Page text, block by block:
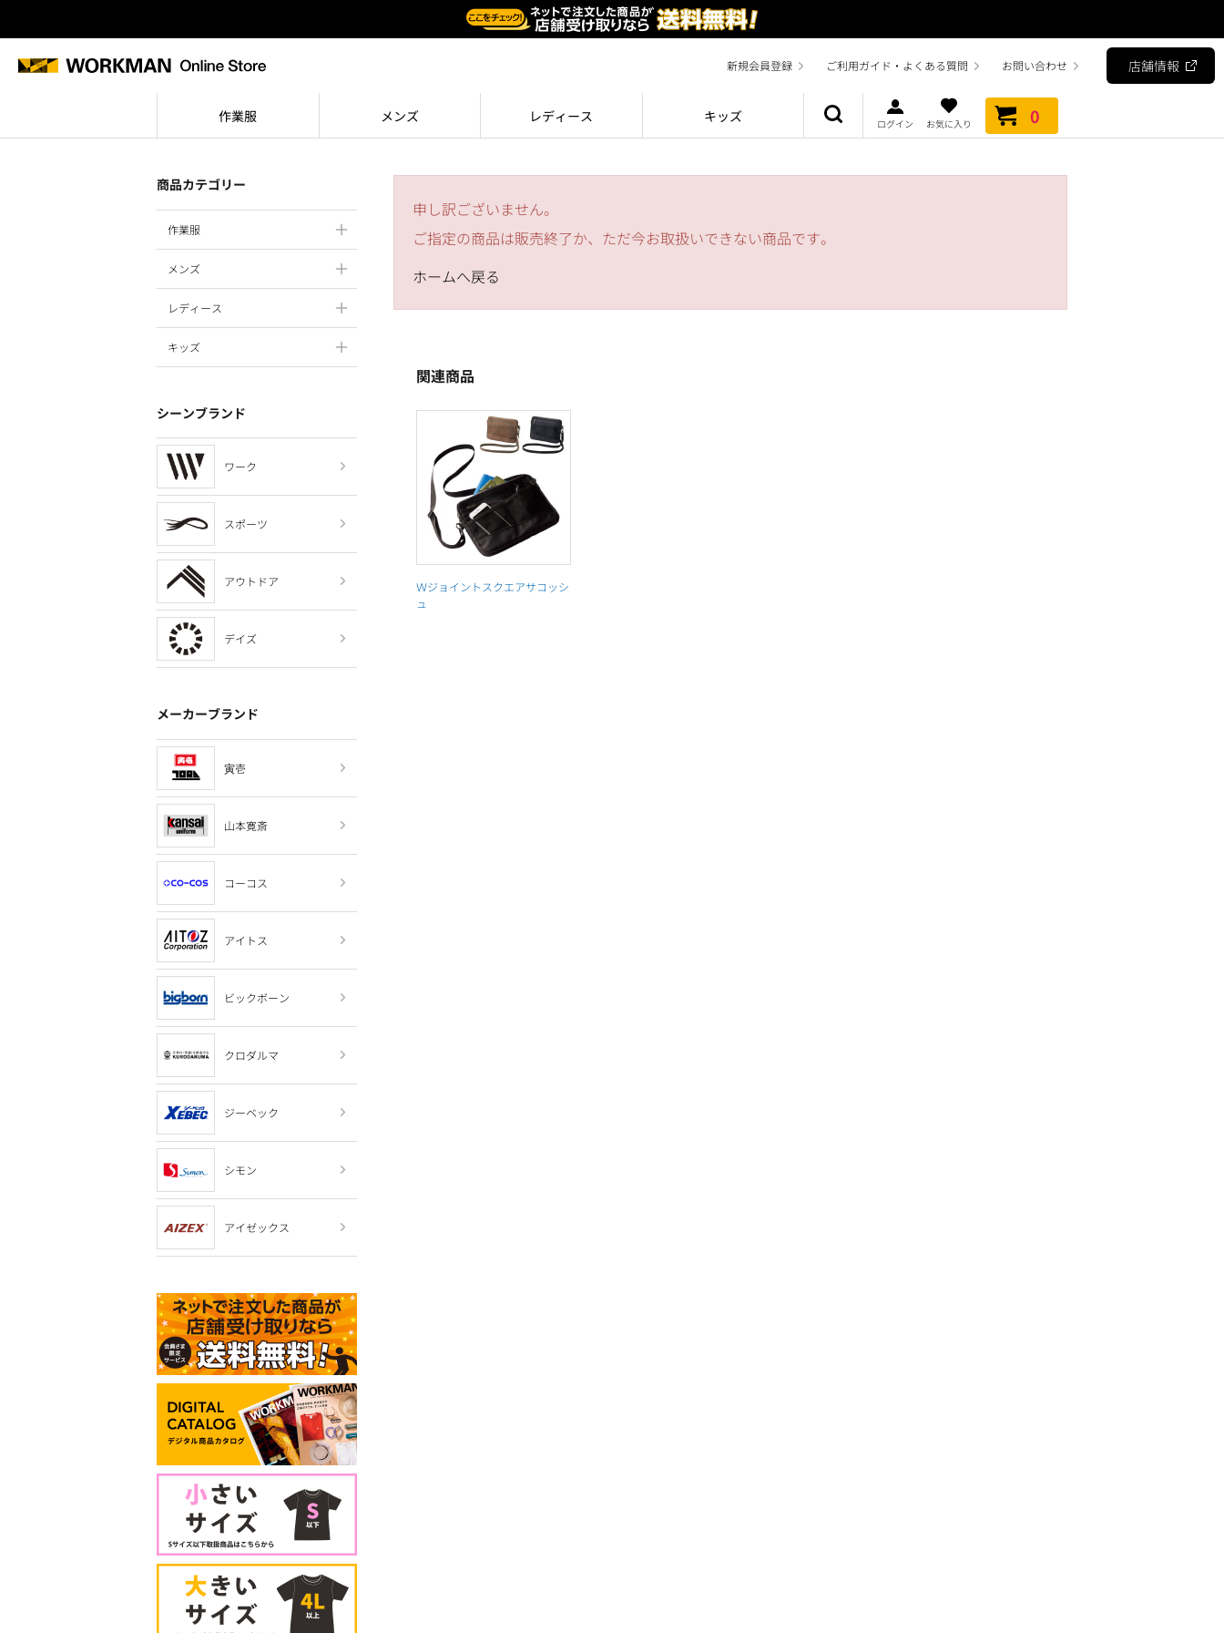
新規会員登録 ご利用ガイド・よくある質問 お問い合わせ 店舗情報
作業服 メンズ レディース キッズ ログイン お気に入り 0
商品カテゴリー
作業服
メンズ
レディース
キッズ
シーンブランド
ワーク
スポーツ
アウトドア
デイズ
メーカーブランド
寅壱
山本寛斎
コーコス
アイトス
ビックボーン
クロダルマ
ジーベック
シモン
アイゼックス
申し訳ございません。
ご指定の商品は販売終了か、ただ今お取扱いできない商品です。
ホームへ戻る
関連商品
Ｗジョイントスクエアサコッシ
ュ